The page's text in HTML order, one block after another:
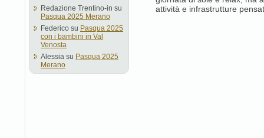
Redazione Trentino-in su
Pasqua 2025 Merano
Federico su Pasqua 2025
con i bambini in Val
Venosta
Alessia su Pasqua 2025
Merano
attività e infrastrutture